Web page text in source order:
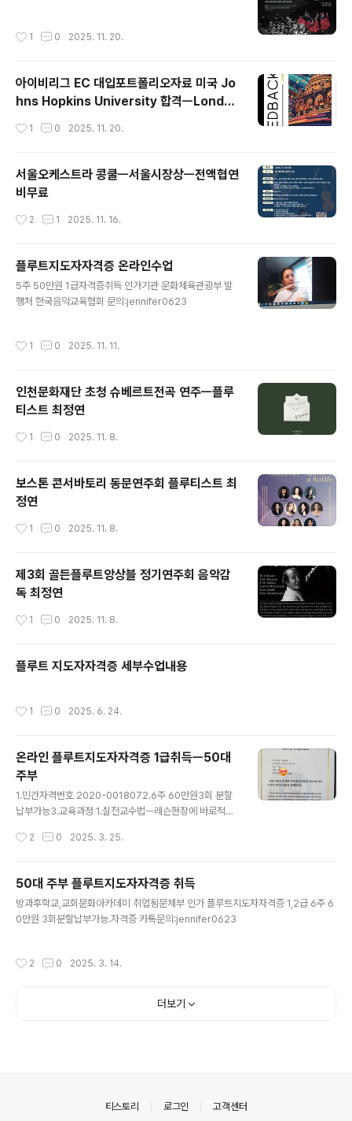
1 0 2025. 11. 20.
아이비리그 EC 대입포트폴리오자료 미국 Jo
hns Hopkins University 합격ㅡLondo
n Young Musician 국제콩쿨
1 0 2025. 11. 20.
서울오케스트라 콩쿨ㅡ서울시장상ㅡ전액협연
비무료
2 1 2025. 11. 16.
플루트지도자자격증 온라인수업
5주 50만원 1급자격증취득 인가기관 문화체육관광부 발
행처 한국음악교육협회 문의:jennifer0623
1 0 2025. 11. 11.
인천문화재단 초청 슈베르트전곡 연주ㅡ플루
티스트 최정연
1 0 2025. 11. 8.
보스톤 콘서바토리 동문연주회 플루티스트 최
정연
1 0 2025. 11. 8.
제3회 골든플루트앙상블 정기연주회 음악감
독 최정연
1 0 2025. 11. 8.
플루트 지도자자격증 세부수업내용
1 0 2025. 6. 24.
온라인 플루트지도자자격증 1급취득ㅡ50대
주부
1.민간자격번호 2020-0018072.6주 60만원3회 분할
납부가능3.교육과정 1.실전교수법ㅡ레슨현장에 바로적용
합격비법공개ㅡ우수한실적을 만들어내는전략 4.취득후 개
미,주민센터,자유학기제 1인1악기취업
2 0 2025. 3. 25.
50대 주부 플루트지도자자격증 취득
방과후학교,교회문화아카데미 취업됨문체부 인가 플루트지도자자격증 1,2급 6주 6
0만원 3회분할납부가능.자격증 카톡문의:jennifer0623
2 0 2025. 3. 14.
더보기
티스토리 로그인 고객센터